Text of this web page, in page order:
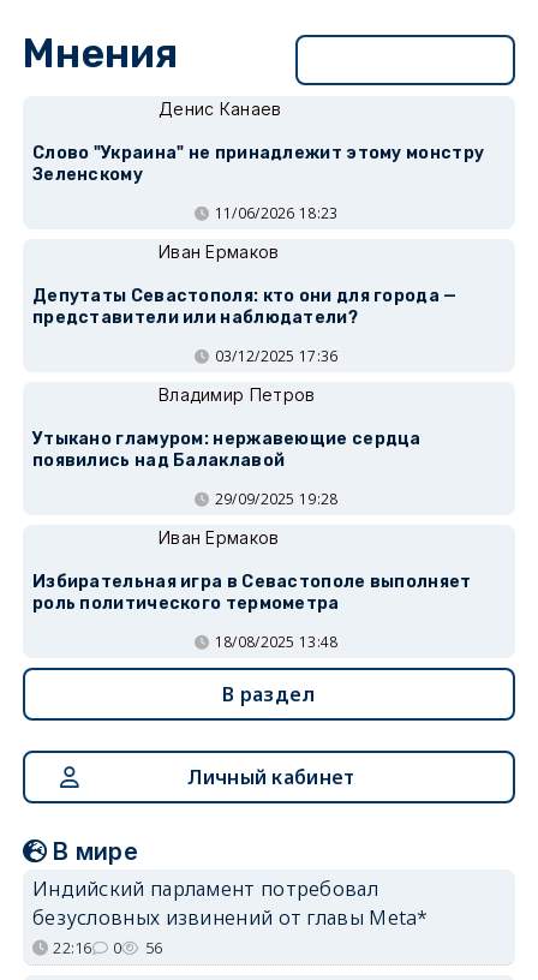
Мнения
Денис Канаев
Слово "Украина" не принадлежит этому монстру
Зеленскому
11/06/2026 18:23
Иван Ермаков
Депутаты Севастополя: кто они для города —
представители или наблюдатели?
03/12/2025 17:36
Владимир Петров
Утыкано гламуром: нержавеющие сердца
появились над Балаклавой
29/09/2025 19:28
Иван Ермаков
Избирательная игра в Севастополе выполняет
роль политического термометра
18/08/2025 13:48
В раздел
Личный кабинет
В мире
Индийский парламент потребовал
безусловных извинений от главы Meta*
22:16 0 56